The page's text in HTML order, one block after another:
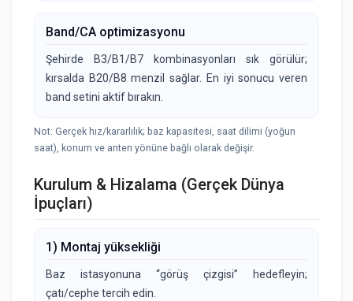
Band/CA optimizasyonu
Şehirde B3/B1/B7 kombinasyonları sık görülür;
kırsalda B20/B8 menzil sağlar. En iyi sonucu veren
band setini aktif bırakın.
Not: Gerçek hız/kararlılık; baz kapasitesi, saat dilimi (yoğun
saat), konum ve anten yönüne bağlı olarak değişir.
Kurulum & Hizalama (Gerçek Dünya
İpuçları)
1) Montaj yüksekliği
Baz istasyonuna “görüş çizgisi” hedefleyin;
çatı/cephe tercih edin.